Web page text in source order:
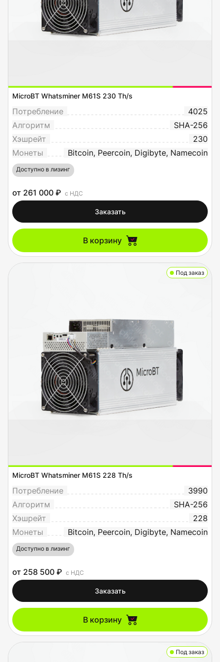
MicroBT Whatsminer M61S 230 Th/s
Потребление
4025
Алгоритм
SHA-256
Хэшрейт
230
Монеты
Bitcoin, Peercoin, Digibyte, Namecoin
Доступно в лизинг
от 261 000 ₽ с НДС
Заказать
В корзину
Под заказ
MicroBT Whatsminer M61S 228 Th/s
Потребление
3990
Алгоритм
SHA-256
Хэшрейт
228
Монеты
Bitcoin, Peercoin, Digibyte, Namecoin
Доступно в лизинг
от 258 500 ₽ с НДС
Заказать
В корзину
Под заказ